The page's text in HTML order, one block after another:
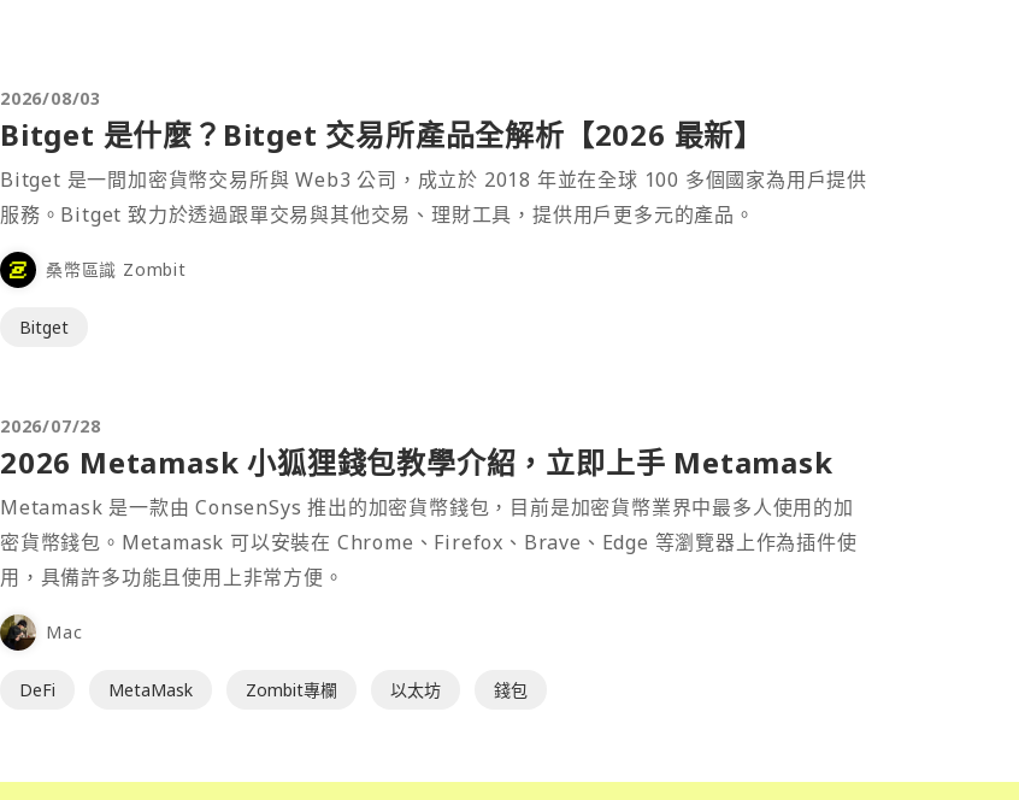
2026/08/03
Bitget 是什麼？Bitget 交易所產品全解析【2026 最新】
Bitget 是一間加密貨幣交易所與 Web3 公司，成立於 2018 年並在全球 100 多個國家為用戶提供
服務。Bitget 致力於透過跟單交易與其他交易、理財工具，提供用戶更多元的產品。
桑幣區識 Zombit
Bitget
2026/07/28
2026 Metamask 小狐狸錢包教學介紹，立即上手 Metamask
Metamask 是一款由 ConsenSys 推出的加密貨幣錢包，目前是加密貨幣業界中最多人使用的加
密貨幣錢包。Metamask 可以安裝在 Chrome、Firefox、Brave、Edge 等瀏覽器上作為插件使
用，具備許多功能且使用上非常方便。
Mac
DeFi MetaMask Zombit專欄 以太坊 錢包